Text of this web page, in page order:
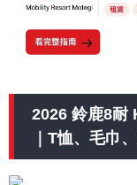
2026 鈴鹿8耐
｜T恤、毛巾